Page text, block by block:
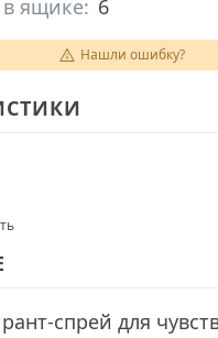
в ящике: 6
Нашли ошибку?
спрей для